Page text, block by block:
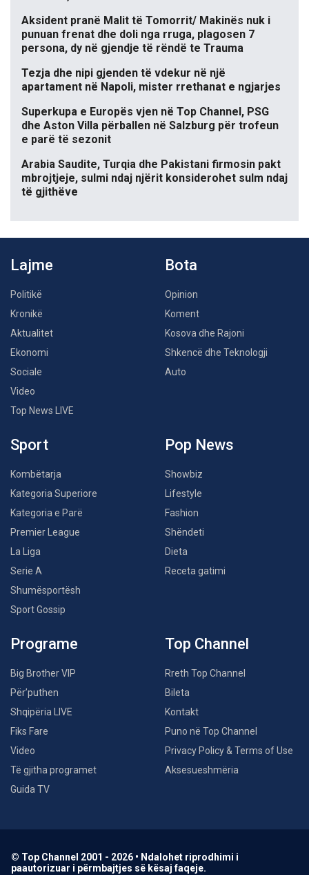
Aksident pranë Malit të Tomorrit/ Makinës nuk i
punuan frenat dhe doli nga rruga, plagosen 7
persona, dy në gjendje të rëndë te Trauma
Tezja dhe nipi gjenden të vdekur në një
apartament në Napoli, mister rrethanat e ngjarjes
Superkupa e Europës vjen në Top Channel, PSG
dhe Aston Villa përballen në Salzburg për trofeun
e parë të sezonit
Arabia Saudite, Turqia dhe Pakistani firmosin pakt
mbrojtjeje, sulmi ndaj njërit konsiderohet sulm ndaj
të gjithëve
Lajme
Politikë
Kronikë
Aktualitet
Ekonomi
Sociale
Video
Top News LIVE
Bota
Opinion
Koment
Kosova dhe Rajoni
Shkencë dhe Teknologji
Auto
Sport
Kombëtarja
Kategoria Superiore
Kategoria e Parë
Premier League
La Liga
Serie A
Shumësportësh
Sport Gossip
Pop News
Showbiz
Lifestyle
Fashion
Shëndeti
Dieta
Receta gatimi
Programe
Big Brother VIP
Për’puthen
Shqipëria LIVE
Fiks Fare
Video
Të gjitha programet
Guida TV
Top Channel
Rreth Top Channel
Bileta
Kontakt
Puno në Top Channel
Privacy Policy & Terms of Use
Aksesueshmëria
© Top Channel 2001 - 2026 • Ndalohet riprodhimi i
paautorizuar i përmbajtjes së kësaj faqeje.